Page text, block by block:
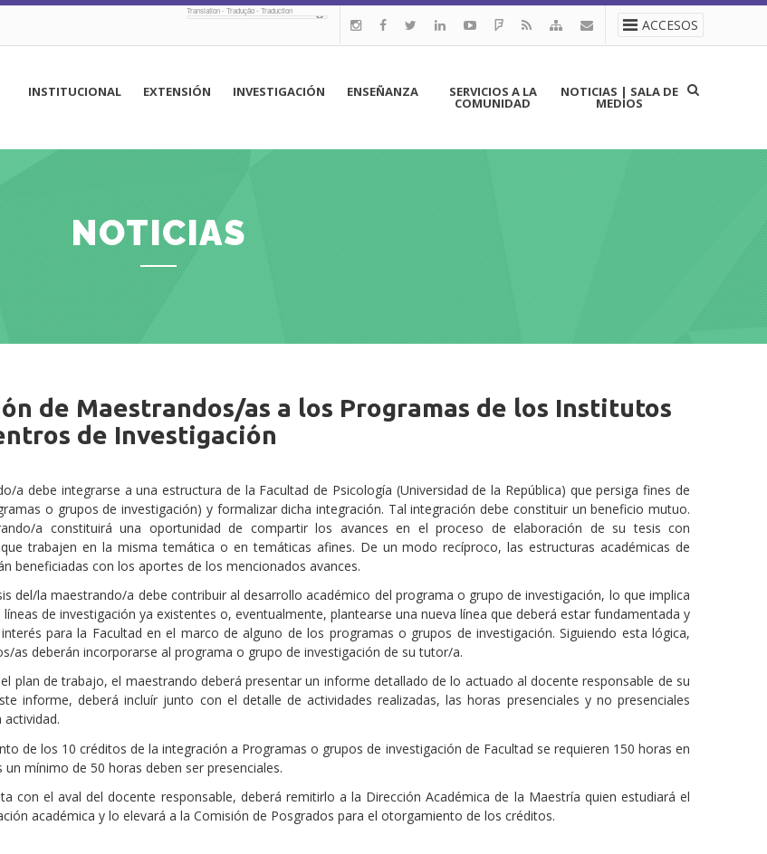
ACCESOS
Translation - Tradução - Traduction
principal
INSTITUCIONAL EXTENSIÓN INVESTIGACIÓN ENSEÑANZA SERVICIOS A LA
COMUNIDAD
NOTICIAS | SALA DE
MEDIOS
NOTICIAS
de Maestrandos/as a los Programas de los Institutos
de Investigación
a debe integrarse a una estructura de la Facultad de Psicología (Universidad de la República) que persiga fines de
o grupos de investigación) y formalizar dicha integración. Tal integración debe constituir un beneficio mutuo.
a constituirá una oportunidad de compartir los avances en el proceso de elaboración de su tesis con
trabajen en la misma temática o en temáticas afines. De un modo recíproco, las estructuras académicas de
beneficiadas con los aportes de los mencionados avances.
del/la maestrando/a debe contribuir al desarrollo académico del programa o grupo de investigación, lo que implica
de investigación ya existentes o, eventualmente, plantearse una nueva línea que deberá estar fundamentada y
para la Facultad en el marco de alguno de los programas o grupos de investigación. Siguiendo esta lógica,
as deberán incorporarse al programa o grupo de investigación de su tutor/a.
plan de trabajo, el maestrando deberá presentar un informe detallado de lo actuado al docente responsable de su
informe, deberá incluír junto con el detalle de actividades realizadas, las horas presenciales y no presenciales
actividad.
de los 10 créditos de la integración a Programas o grupos de investigación de Facultad se requieren 150 horas en
mínimo de 50 horas deben ser presenciales.
con el aval del docente responsable, deberá remitirlo a la Dirección Académica de la Maestría quien estudiará el
académica y lo elevará a la Comisión de Posgrados para el otorgamiento de los créditos.